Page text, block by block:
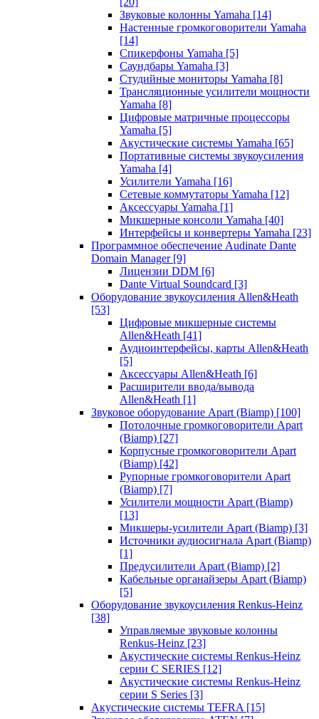
Звуковые колонны Yamaha [14]
Настенные громкоговорители Yamaha
[14]
Спикерфоны Yamaha [5]
Саундбары Yamaha [3]
Студийные мониторы Yamaha [8]
Трансляционные усилители мощности
Yamaha [8]
Цифровые матричные процессоры
Yamaha [5]
Акустические системы Yamaha [65]
Портативные системы звукоусиления
Yamaha [4]
Усилители Yamaha [16]
Сетевые коммутаторы Yamaha [12]
Аксессуары Yamaha [1]
Микшерные консоли Yamaha [40]
Интерфейсы и конвертеры Yamaha [23]
Программное обеспечение Audinate Dante
Domain Manager [9]
Лицензии DDM [6]
Dante Virtual Soundcard [3]
Оборудование звукоусиления Allen&Heath
[53]
Цифровые микшерные системы
Allen&Heath [41]
Аудиоинтерфейсы, карты Allen&Heath
[5]
Аксессуары Allen&Heath [6]
Расширители ввода/вывода
Allen&Heath [1]
Звуковое оборудование Apart (Biamp) [100]
Потолочные громкоговорители Apart
(Biamp) [27]
Корпусные громкоговорители Apart
(Biamp) [42]
Рупорные громкоговорители Apart
(Biamp) [7]
Усилители мощности Apart (Biamp)
[13]
Микшеры-усилители Apart (Biamp) [3]
Источники аудиосигнала Apart (Biamp)
[1]
Предусилители Apart (Biamp) [2]
Кабельные органайзеры Apart (Biamp)
[5]
Оборудование звукоусиления Renkus-Heinz
[38]
Управляемые звуковые колонны
Renkus-Heinz [23]
Акустические системы Renkus-Heinz
серии C SERIES [12]
Акустические системы Renkus-Heinz
серии S Series [3]
Акустические системы TEFRA [15]